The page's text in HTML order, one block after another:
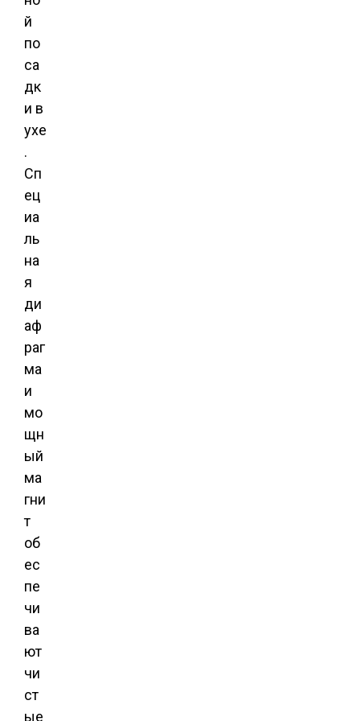
й
по
са
дк
и в
ухе
.
Сп
ец
иа
ль
на
я
ди
аф
раг
ма
и
мо
щн
ый
ма
гни
т
об
ес
пе
чи
ва
ют
чи
ст
ые